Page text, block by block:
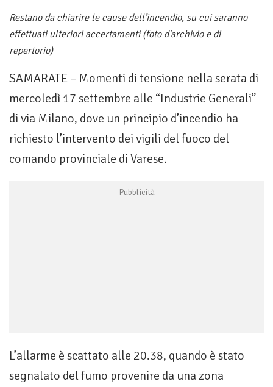
Restano da chiarire le cause dell’incendio, su cui saranno
effettuati ulteriori accertamenti (foto d'archivio e di
repertorio)
SAMARATE – Momenti di tensione nella serata di
mercoledì 17 settembre alle “Industrie Generali”
di via Milano, dove un principio d’incendio ha
richiesto l’intervento dei vigili del fuoco del
comando provinciale di Varese.
L’allarme è scattato alle 20.38, quando è stato
segnalato del fumo provenire da una zona